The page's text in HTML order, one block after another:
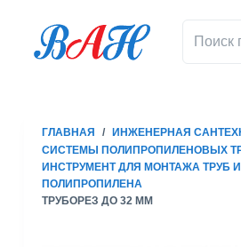
ГЛАВНАЯ / ИНЖЕНЕРНАЯ
СИСТЕМЫ ПОЛИПРОПИЛЕНОВЫХ
ИНСТРУМЕНТ ДЛЯ МОНТАЖА ТРУБ
ПОЛИПРОПИЛЕНА
ТРУБОРЕЗ ДО 32 ММ